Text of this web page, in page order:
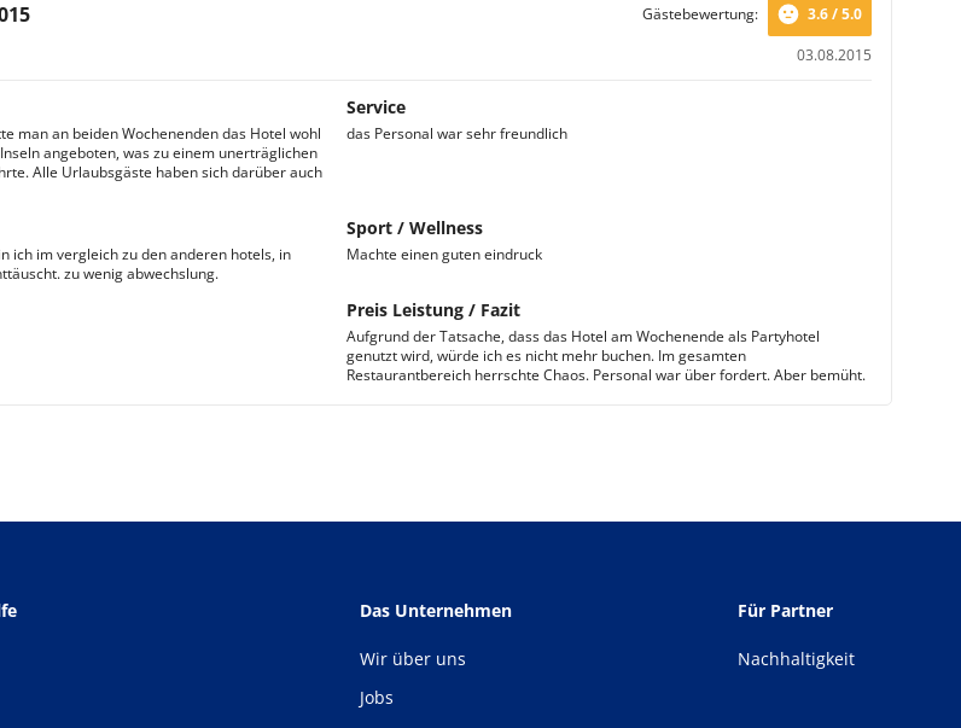
03.08.2015
Gästebewertung: 3.6 / 5.0
man an beiden Wochenenden das Hotel wohl
angeboten, was zu einem unerträglichen
Alle Urlaubsgäste haben sich darüber auch
Service
das Personal war sehr freundlich
ich im vergleich zu den anderen hotels, in
zu wenig abwechslung.
Sport / Wellness
Machte einen guten eindruck
Preis Leistung / Fazit
Aufgrund der Tatsache, dass das Hotel am Wochenende als Partyhotel
genutzt wird, würde ich es nicht mehr buchen. Im gesamten
Restaurantbereich herrschte Chaos. Personal war über fordert. Aber bemüht.
Das Unternehmen
Wir über uns
Jobs
Für Partner
Nachhaltigkeit